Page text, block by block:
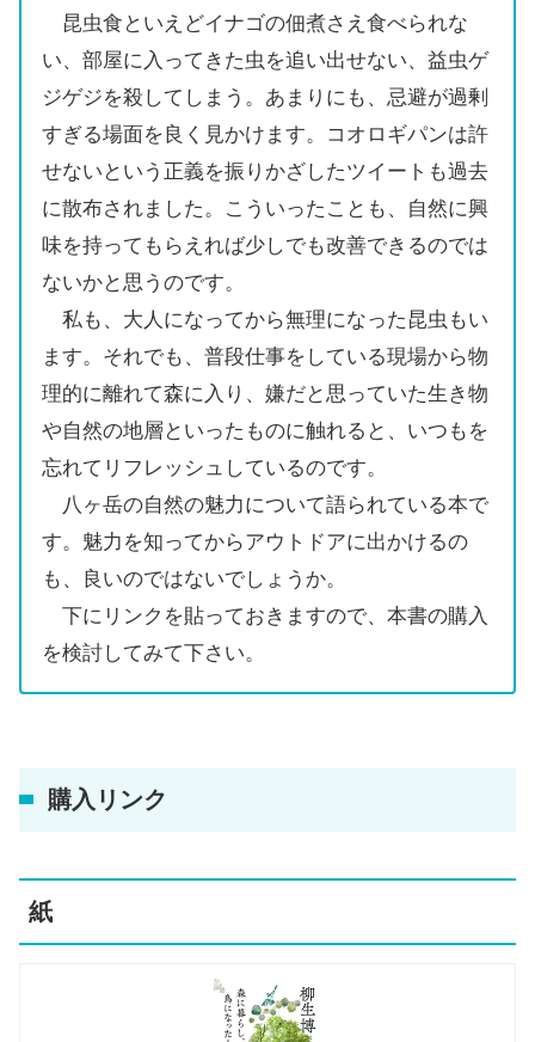
昆虫食といえどイナゴの佃煮さえ食べられな
い、部屋に入ってきた虫を追い出せない、益虫ゲ
ジゲジを殺してしまう。あまりにも、忌避が過剰
すぎる場面を良く見かけます。コオロギパンは許
せないという正義を振りかざしたツイートも過去
に散布されました。こういったことも、自然に興
味を持ってもらえれば少しでも改善できるのでは
ないかと思うのです。
私も、大人になってから無理になった昆虫もい
ます。それでも、普段仕事をしている現場から物
理的に離れて森に入り、嫌だと思っていた生き物
や自然の地層といったものに触れると、いつもを
忘れてリフレッシュしているのです。
八ヶ岳の自然の魅力について語られている本で
す。魅力を知ってからアウトドアに出かけるの
も、良いのではないでしょうか。
下にリンクを貼っておきますので、本書の購入
を検討してみて下さい。
購入リンク
紙